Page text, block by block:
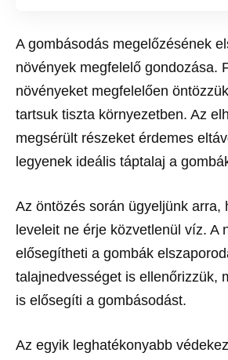
A gombásodás megelőzésének
növények megfelelő gondozása.
növényeket megfelelően
tartsuk tiszta környezetben. Az
megsérült részeket érdemes
legyenek ideális táptalaj a
Az öntözés során ügyeljünk arra,
leveleit ne érje közvetlenül víz. A
elősegítheti a gombák
talajnedvességet is ellenőrizzük,
is elősegíti a gombásodást.
Az egyik leghatékonyabb